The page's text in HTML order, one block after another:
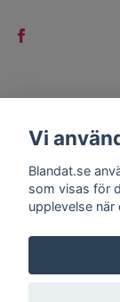
Kontakt
Köpvillkor
Vi
Blandat.se
som visas för
upplevelse